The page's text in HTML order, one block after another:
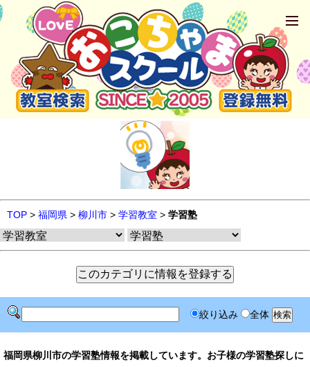
TOP > 福岡県 > 柳川市 > 学習教室 > 学習塾
絞り込み 全体
福岡県柳川市の学習塾情報を掲載しています。お子様の学習塾探しに